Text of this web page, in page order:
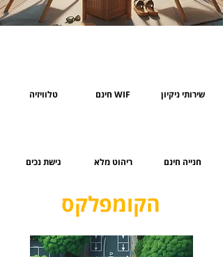
שירותי ניקיון
חנייה חינם
WIF חינם
ריהוט מלא
טלוויזיה
גישת נכים
הקומפלקס